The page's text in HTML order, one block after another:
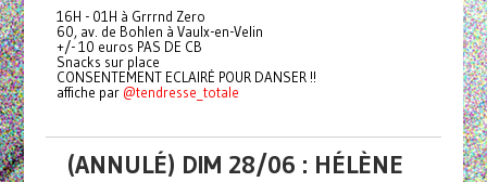
16H - 01H à Grrrnd Zero
60, av. de Bohlen à Vaulx-en-Velin
+/- 10 euros PAS DE CB
Snacks sur place
CONSENTEMENT ECLAIRÉ POUR DANSER !!
affiche par @tendresse_totale
(ANNULÉ) DIM 28/06 : HÉLÈNE